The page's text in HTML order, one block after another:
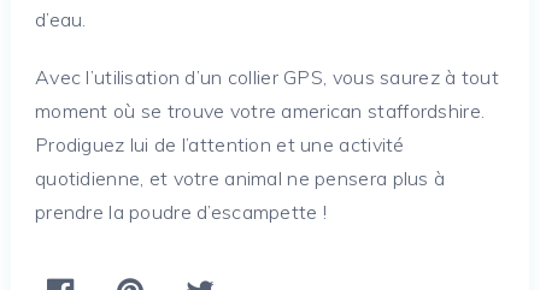
d’eau.
Avec l’utilisation d’un collier GPS, vous saurez à tout
moment où se trouve votre american staffordshire.
Prodiguez lui de l’attention et une activité
quotidienne, et votre animal ne pensera plus à
prendre la poudre d’escampette !